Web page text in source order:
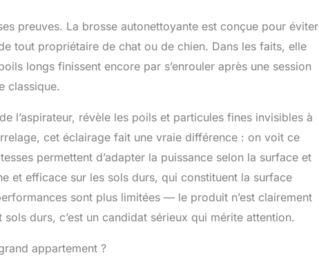
preuves. La brosse autonettoyante est conçue pour éviter
tout propriétaire de chat ou de chien. Dans les faits, elle
longs finissent encore par s’enrouler après une session
classique.
l’aspirateur, révèle les poils et particules fines invisibles à
cet éclairage fait une vraie différence : on voit ce
permettent d’adapter la puissance selon la surface et
et efficace sur les sols durs, qui constituent la surface
sont plus limitées — le produit n’est clairement
durs, c’est un candidat sérieux qui mérite attention.
appartement ?